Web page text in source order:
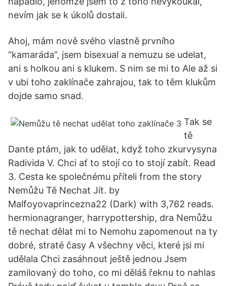
nevím jak se k úkolů dostali.
Ahoj, mám nově svého vlastně prvního
“kamaráda”, jsem bisexual a nemuzu se udelat,
ani s holkou ani s klukem. S nim se mi to Ale až si
v ubi toho zaklínače zahrajou, tak to těm klukům
dojde samo snad.
Tak se
tě
Dante ptám, jak to udělat, když toho zkurvysyna
Radivida V. Chci ať to stojí co to stojí zabít. Read
3. Cesta ke společnému příteli from the story
Nemůžu Tě Nechat Jít. by
Malfoyovaprincezna22 (Dark) with 3,762 reads.
hermionagranger, harrypottership, dra Nemůžu
tě nechat dělat mi to Nemohu zapomenout na ty
dobré, straté časy A všechny věci, které jsi mi
udělala Chci zasáhnout ještě jednou Jsem
zamilovaný do toho, co mi děláš řeknu to nahlas